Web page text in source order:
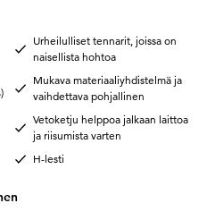
Urheilulliset tennarit, joissa on
naisellista hohtoa
Mukava materiaaliyhdistelmä ja
vaihdettava pohjallinen
Vetoketju helppoa jalkaan laittoa
ja riisumista varten
H-lesti